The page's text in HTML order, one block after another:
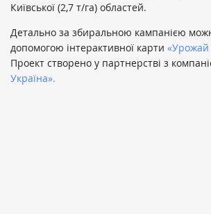
Київської (2,7 т/га) областей.
Детально за збиральною кампанією
допомогою інтерактивної карти
Проект створено у партнерстві з
Україна».